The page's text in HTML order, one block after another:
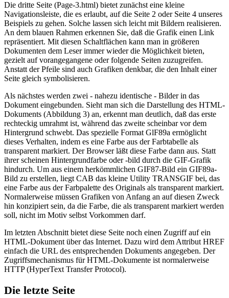
Die dritte Seite (Page-3.html) bietet zunächst eine kleine
Navigationsleiste, die es erlaubt, auf die Seite 2 oder Seite 4 unseres
Beispiels zu gehen. Solche lassen sich leicht mit Bildern realisieren.
An dem blauen Rahmen erkennen Sie, daß die Grafik einen Link
repräsentiert. Mit diesen Schaltflächen kann man in größeren
Dokumenten dem Leser immer wieder die Möglichkeit bieten,
gezielt auf vorangegangene oder folgende Seiten zuzugreifen.
Anstatt der Pfeile sind auch Grafiken denkbar, die den Inhalt einer
Seite gleich symbolisieren.
Als nächstes werden zwei - nahezu identische - Bilder in das
Dokument eingebunden. Sieht man sich die Darstellung des HTML-
Dokuments (Abbildung 3) an, erkennt man deutlich, daß das erste
rechteckig umrahmt ist, während das zweite scheinbar vor dem
Hintergrund schwebt. Das spezielle Format GlF89a ermöglicht
dieses Verhalten, indem es eine Farbe aus der Farbtabelle als
transparent markiert. Der Browser läßt diese Farbe dann aus. Statt
ihrer scheinen Hintergrundfarbe oder -bild durch die GIF-Grafik
hindurch. Um aus einem herkömmlichen GIF87-Bild ein GIF89a-
Bild zu erstellen, liegt CAB das kleine Utility TRANSGIF bei, das
eine Farbe aus der Farbpalette des Originals als transparent markiert.
Normalerweise müssen Grafiken von Anfang an auf diesen Zweck
hin konzipiert sein, da die Farbe, die als transparent markiert werden
soll, nicht im Motiv selbst Vorkommen darf.
Im letzten Abschnitt bietet diese Seite noch einen Zugriff auf ein
HTML-Dokument über das Internet. Dazu wird dem Attribut HREF
einfach die URL des entsprechenden Dokuments angegeben. Der
Zugriffsmechanismus für HTML-Dokumente ist normalerweise
HTTP (HyperText Transfer Protocol).
Die letzte Seite